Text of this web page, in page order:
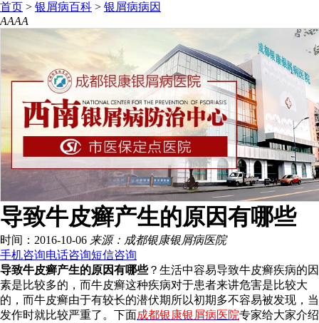
首页 > 银屑病百科 > 银屑病病因
AAAA
导致牛皮癣产生的原因有哪些
时间：2016-10-06 来源：成都银康银屑病医院
手机咨询电话咨询短信咨询
导致牛皮癣产生的原因有哪些？生活中容易导致牛皮癣疾病的因
素是比较多的，而牛皮癣这种疾病对于患者来讲危害是比较大
的，而牛皮癣由于有较长的潜伏期所以初期多不容易被发现，当
发作时就比较严重了。下面成都银康银屑病医院专家给大家介绍